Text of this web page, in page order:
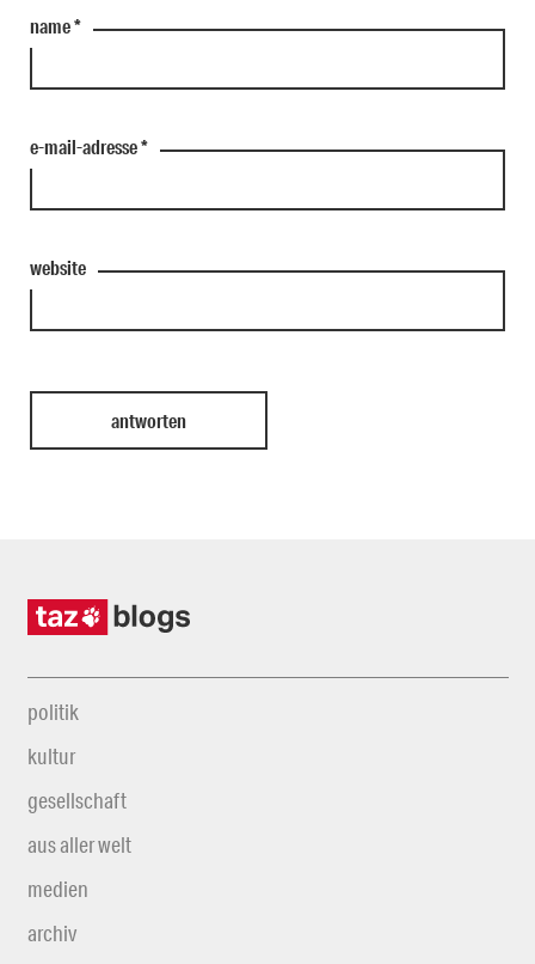
name*
e-mail-adresse*
website
politik
kultur
gesellschaft
aus aller welt
medien
archiv